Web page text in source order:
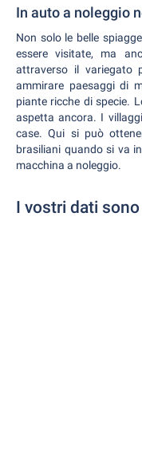
In auto a noleggio
Non solo le belle
essere visitate, ma
attraverso il variegato
ammirare paesaggi di
piante ricche di specie.
aspetta ancora. I
case. Qui si può
brasiliani quando si va
macchina a noleggio.
I vostri dati